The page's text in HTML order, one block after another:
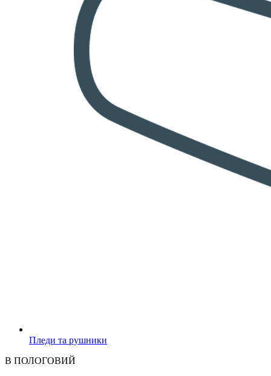
Пледи та рушники
В ПОЛОГОВИЙ